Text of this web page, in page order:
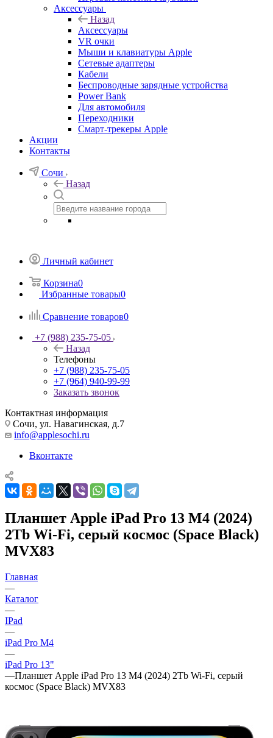
Аксессуары
Назад
Аксессуары
VR очки
Мыши и клавиатуры Apple
Сетевые адаптеры
Кабели
Беспроводные зарядные устройства
Power Bank
Для автомобиля
Переходники
Смарт-трекеры Apple
Акции
Контакты
Сочи
Назад
Личный кабинет
Корзина0
Избранные товары0
Сравнение товаров0
+7 (988) 235-75-05
Назад
Телефоны
+7 (988) 235-75-05
+7 (964) 940-99-99
Заказать звонок
Контактная информация
Сочи, ул. Навагинская, д.7
info@applesochi.ru
Вконтакте
Планшет Apple iPad Pro 13 M4 (2024)
2Tb Wi‑Fi, серый космос (Space Black)
MVX83
Главная
—
Каталог
—
IPad
—
iPad Pro M4
—
iPad Pro 13"
—Планшет Apple iPad Pro 13 M4 (2024) 2Tb Wi‑Fi, серый
космос (Space Black) MVX83